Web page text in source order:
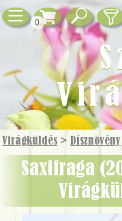
0
Virágküldés > Dísznövény
Saxifraga (20 cm) - szobanövény -